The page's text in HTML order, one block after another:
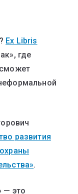
Ex Libris
где
развития
.
— это